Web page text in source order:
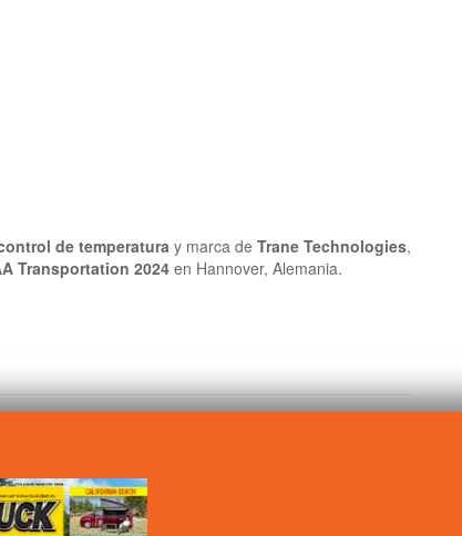
de temperatura y marca de Trane Technologies,
Transportation 2024 en Hannover, Alemania.